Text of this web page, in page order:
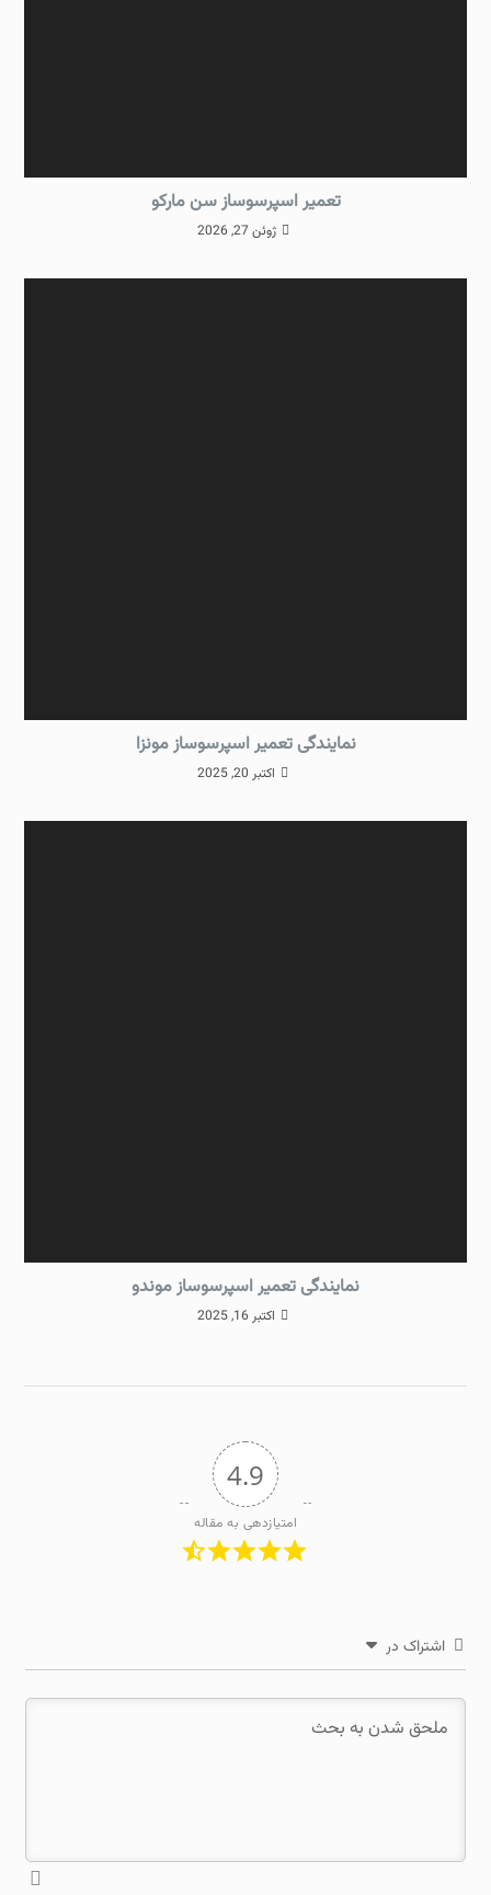
تعمیر اسپرسوساز سن مارکو
ژوئن 27, 2026
نمایندگی تعمیر اسپرسوساز مونزا
اکتبر 20, 2025
نمایندگی تعمیر اسپرسوساز موندو
اکتبر 16, 2025
4.9
امتیازدهی به مقاله
اشتراک در